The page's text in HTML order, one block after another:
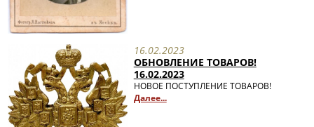
16.02.2023
ОБНОВЛЕНИЕ ТОВАРОВ!
16.02.2023
НОВОЕ ПОСТУПЛЕНИЕ ТОВАРОВ!
Далее...